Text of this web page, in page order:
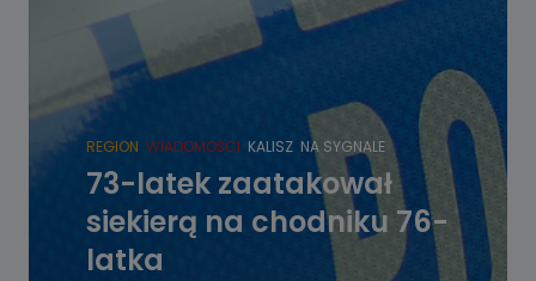
REGION WIADOMOŚCI KALISZ NA SYGNALE
73-latek zaatakował
siekierą na chodniku 76-
latka